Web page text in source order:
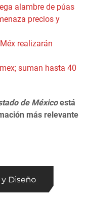
alambre de púas
precios y
realizarán
suman hasta 40
de Méxicoestá
más relevante